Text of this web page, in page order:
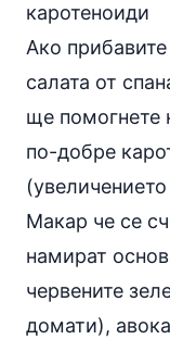
каротеноиди
Ако
салата от
ще помогнете
по-добре
Макар че се
намират
червените
домати),